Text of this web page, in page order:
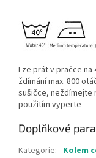
Lze prát v pračce na
ždímání max. 800
sušičce, neždímejte
použitím vyperte
Doplňkové
Kategorie: Kolem